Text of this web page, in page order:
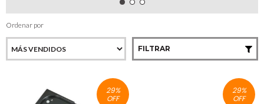
Ordenar por
FILTRAR
29%
OFF
29%
OFF